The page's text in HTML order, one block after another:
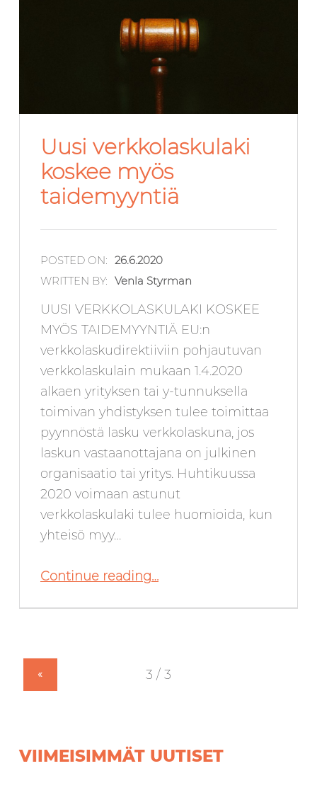
Uusi verkkolaskulaki
koskee myös
taidemyyntiä
POSTED ON:
26.6.2020
WRITTEN BY:
Venla Styrman
UUSI VERKKOLASKULAKI KOSKEE
MYÖS TAIDEMYYNTIÄ EU:n
verkkolaskudirektiiviin pohjautuvan
verkkolaskulain mukaan 1.4.2020
alkaen yrityksen tai y-tunnuksella
toimivan yhdistyksen tulee toimittaa
pyynnöstä lasku verkkolaskuna, jos
laskun vastaanottajana on julkinen
organisaatio tai yritys. Huhtikuussa
2020 voimaan astunut
verkkolaskulaki tulee huomioida, kun
yhteisö myy…
Continue reading…
«
VIIMEISIMMÄT UUTISET